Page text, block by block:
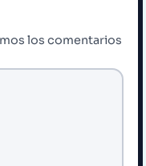
los comentarios